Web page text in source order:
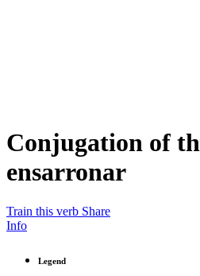
Conjugation of
ensarronar
Train this verb Share
Info
Legend